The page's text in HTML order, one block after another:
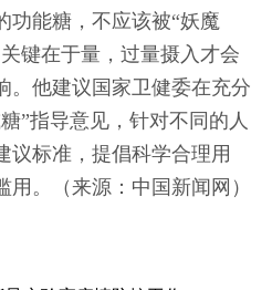
功能糖，不应该被“妖魔
键在于量，过量摄入才会
。他建议国家卫健委在充分
”指导意见，针对不同的人
议标准，提倡科学合理用
用。（来源：中国新闻网 ）